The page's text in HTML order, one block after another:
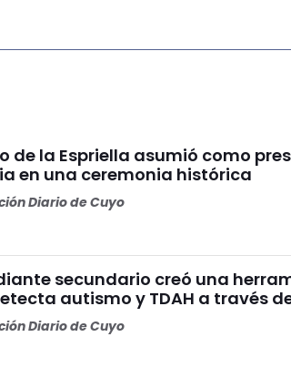
de la Espriella asumió como
en una ceremonia histórica
Diario de Cuyo
secundario creó una
autismo y TDAH a través
Diario de Cuyo